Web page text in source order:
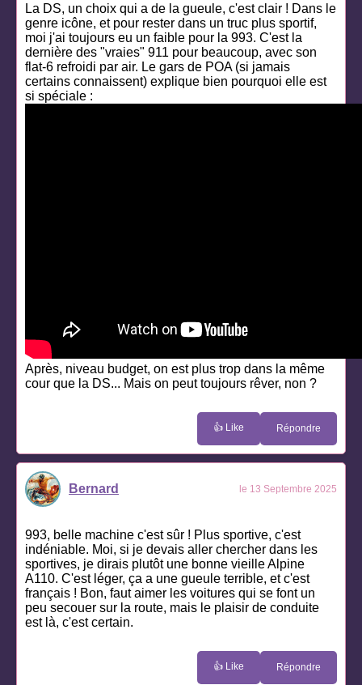
La DS, un choix qui a de la gueule, c'est clair ! Dans le
genre icône, et pour rester dans un truc plus sportif,
moi j'ai toujours eu un faible pour la 993. C'est la
dernière des "vraies" 911 pour beaucoup, avec son
flat-6 refroidi par air. Le gars de POA (si jamais
certains connaissent) explique bien pourquoi elle est
si spéciale :
Après, niveau budget, on est plus trop dans la même
cour que la DS... Mais on peut toujours rêver, non ?
👍 Like Répondre
Bernard le 13 Septembre 2025
993, belle machine c'est sûr ! Plus sportive, c'est
indéniable. Moi, si je devais aller chercher dans les
sportives, je dirais plutôt une bonne vieille Alpine
A110. C'est léger, ça a une gueule terrible, et c'est
français ! Bon, faut aimer les voitures qui se font un
peu secouer sur la route, mais le plaisir de conduite
est là, c'est certain.
👍 Like Répondre